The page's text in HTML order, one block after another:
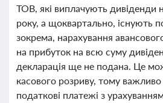
ТОВ, які виплачують дивіденди
року, а щоквартально, існують
зокрема, нарахування
на прибуток на всю суму
декларація ще не подана. Це
касового розриву, тому
податкові платежі з